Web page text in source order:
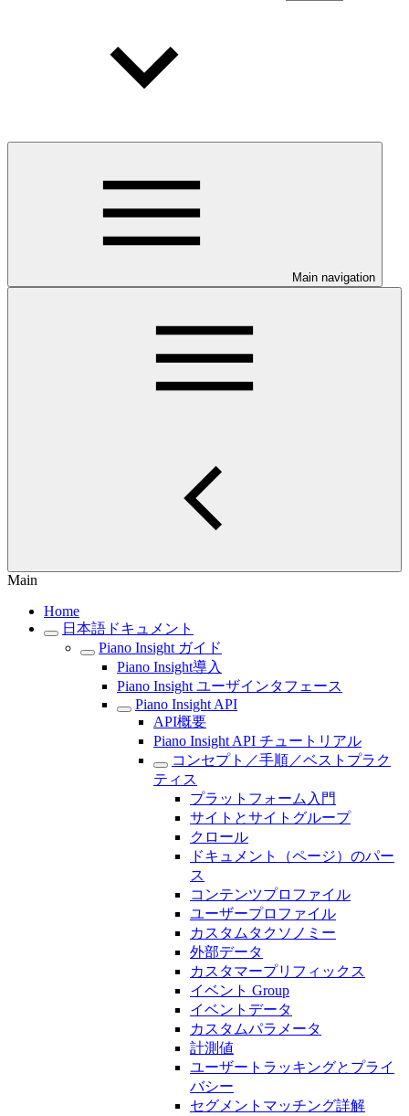
Main navigation
Main
Home
日本語ドキュメント
Piano Insight ガイド
Piano Insight導入
Piano Insight ユーザインタフェース
Piano Insight API
API概要
Piano Insight API チュートリアル
コンセプト／手順／ベストプラク
ティス
プラットフォーム入門
サイトとサイトグループ
クロール
ドキュメント（ページ）のパー
ス
コンテンツプロファイル
ユーザープロファイル
カスタムタクソノミー
外部データ
カスタマープリフィックス
イベント Group
イベントデータ
カスタムパラメータ
計測値
ユーザートラッキングとプライ
バシー
セグメントマッチング詳解